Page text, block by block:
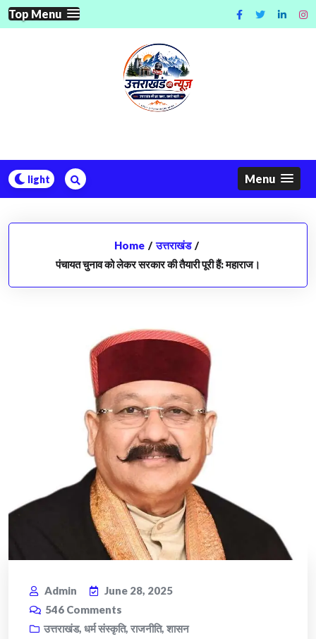
Skip
to
Top Menu
Menu
Home / उत्तराखंड /
पंचायत चुनाव को लेकर सरकार की तैयारी पूरी हैं: महाराज।
Admin
June 28, 2025
546 Comments
उत्तराखंड, धर्म संस्कृति, राजनीति, शासन